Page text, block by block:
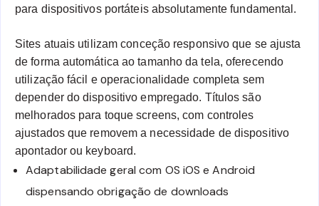
para dispositivos portáteis absolutamente fundamental.
Sites atuais utilizam conceção responsivo que se ajusta
de forma automática ao tamanho da tela, oferecendo
utilização fácil e operacionalidade completa sem
depender do dispositivo empregado. Títulos são
melhorados para toque screens, com controles
ajustados que removem a necessidade de dispositivo
apontador ou keyboard.
Adaptabilidade geral com OS iOS e Android
dispensando obrigação de downloads